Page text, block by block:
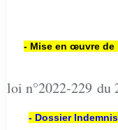
- Mise en œuvre de
loi n°2022-229 du
- Dossier